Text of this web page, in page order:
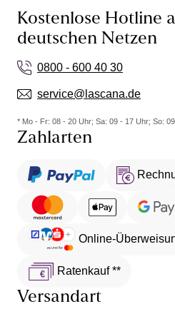
Kostenlose Hotline
deutschen Netzen
0800 - 600 40 30
service@lascana.de
* Mo - Fr: 08 - 20 Uhr; Sa: 09 - 17 Uhr; So:
Zahlarten
Online-
Ratenkauf **
Versandart